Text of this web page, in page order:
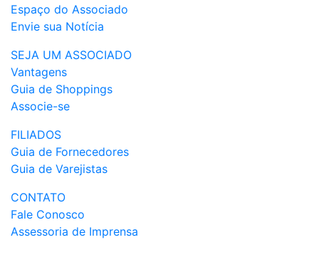
Espaço do Associado
Envie sua Notícia
SEJA UM ASSOCIADO
Vantagens
Guia de Shoppings
Associe-se
FILIADOS
Guia de Fornecedores
Guia de Varejistas
CONTATO
Fale Conosco
Assessoria de Imprensa